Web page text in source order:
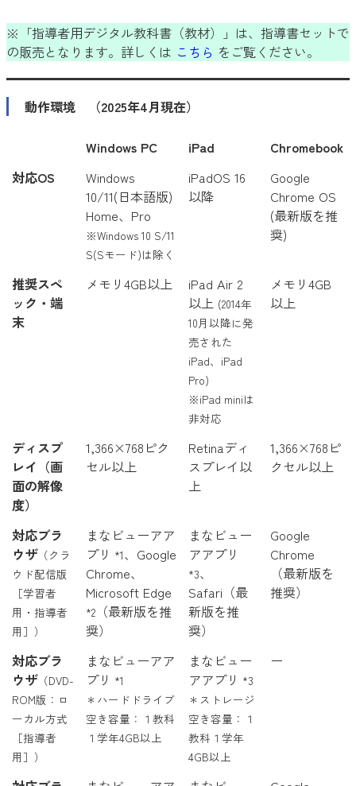
※「指導者用デジタル教科書（教材）」は、指導書セットで
の販売となります。詳しくは こちら をご覧ください。
動作環境 （2025年4月現在）
Windows PC iPad
Chromebook
対応OS
Windows
10/11(日本語版)
Home、Pro
※Windows 10 S/11
S(Sモード)は除く
iPadOS 16
以降
Google
Chrome OS
(最新版を推
奨)
推奨スペ
ック・端
末
メモリ4GB以上
iPad Air 2
以上 (2014年
10月以降に発
売された
iPad、iPad
Pro)
※iPad miniは
非対応
メモリ4GB
以上
ディスプ
レイ（画
面の解像
度）
1,366×768ピク
セル以上
Retinaディ
スプレイ以
上
1,366×768ピ
クセル以上
対応ブラ
ウザ（クラ
ウド配信版
［学習者
用・指導者
用］）
まなビューアア
プリ *1、Google
Chrome、
Microsoft Edge
*2 （最新版を推
奨）
まなビュー
アアプリ
*3、
Safari（最
新版を推
奨）
Google
Chrome
（最新版を
推奨）
対応ブラ
ウザ（DVD-
ROM版：ロ
ーカル方式
［指導者
用］）
まなビューアア
プリ *1
＊ハードドライブ
空き容量：１教科
１学年4GB以上
まなビュー
アアプリ *3
＊ストレージ
空き容量：１
教科１学年
4GB以上
ー